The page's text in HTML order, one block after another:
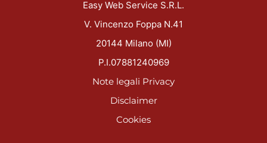
Easy Web Service S.R.L.
V. Vincenzo Foppa N.41
20144 Milano (MI)
P.I.07881240969
Note legali Privacy
Disclaimer
Cookies